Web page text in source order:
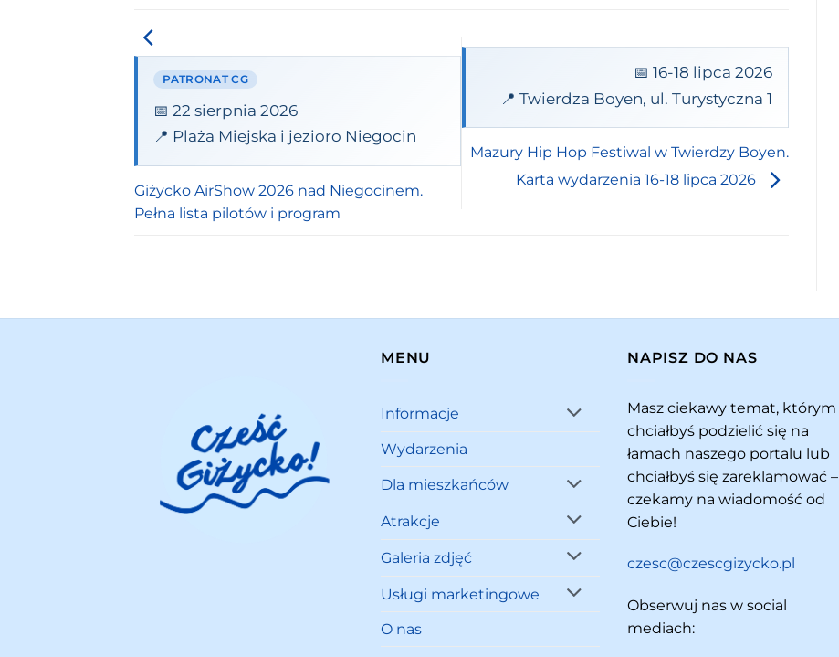
PATRONAT CG
📅 22 sierpnia 2026
📍 Plaża Miejska i jezioro Niegocin
Giżycko AirShow 2026 nad Niegocinem.
Pełna lista pilotów i program
📅 16-18 lipca 2026
📍 Twierdza Boyen, ul. Turystyczna 1
Mazury Hip Hop Festiwal w Twierdzy Boyen.
Karta wydarzenia 16-18 lipca 2026
MENU
Informacje
Wydarzenia
Dla mieszkańców
Atrakcje
Galeria zdjęć
Usługi marketingowe
O nas
NAPISZ DO NAS
Masz ciekawy temat, którym
chciałbyś podzielić się na
łamach naszego portalu lub
chciałbyś się zareklamować –
czekamy na wiadomość od
Ciebie!
czesc@czescgizycko.pl
Obserwuj nas w social
mediach: